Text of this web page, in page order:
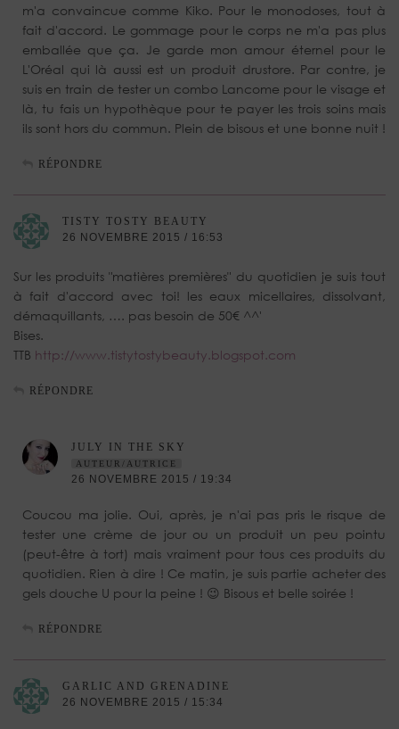
m'a convaincue comme Kiko. Pour le monodoses, tout à
fait d'accord. Le gommage pour le corps ne m'a pas plus
emballée que ça. Je garde mon amour éternel pour le
L'Oréal qui là aussi est un produit drustore. Par contre, je
suis en train de tester un combo Lancome pour le visage et
là, tu fais un hypothèque pour te payer les trois soins mais
ils sont hors du commun. Plein de bisous et une bonne nuit !
RÉPONDRE
TISTY TOSTY BEAUTY
26 NOVEMBRE 2015 / 16:53
Sur les produits "matières premières" du quotidien je suis tout
à fait d'accord avec toi! les eaux micellaires, dissolvant,
démaquillants, …. pas besoin de 50€ ^^'
Bises.
TTB http://www.tistytostybeauty.blogspot.com
RÉPONDRE
JULY IN THE SKY
AUTEUR/AUTRICE
26 NOVEMBRE 2015 / 19:34
Coucou ma jolie. Oui, après, je n'ai pas pris le risque de
tester une crème de jour ou un produit un peu pointu
(peut-être à tort) mais vraiment pour tous ces produits du
quotidien. Rien à dire ! Ce matin, je suis partie acheter des
gels douche U pour la peine ! 😉 Bisous et belle soirée !
RÉPONDRE
GARLIC AND GRENADINE
26 NOVEMBRE 2015 / 15:34